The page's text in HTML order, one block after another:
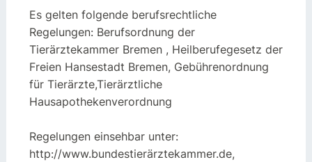
Es gelten folgende berufsrechtliche
Regelungen: Berufsordnung der
Tierärztekammer Bremen , Heilberufegesetz der
Freien Hansestadt Bremen, Gebührenordnung
für Tierärzte,Tierärztliche
Hausapothekenverordnung
Regelungen einsehbar unter:
http://www.bundestierärztekammer.de,